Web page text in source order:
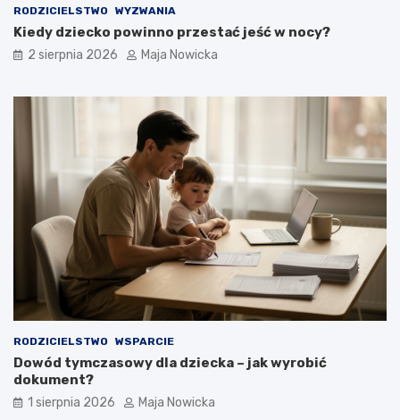
RODZICIELSTWO WYZWANIA
Kiedy dziecko powinno przestać jeść w nocy?
2 sierpnia 2026 Maja Nowicka
RODZICIELSTWO WSPARCIE
Dowód tymczasowy dla dziecka – jak wyrobić
dokument?
1 sierpnia 2026 Maja Nowicka